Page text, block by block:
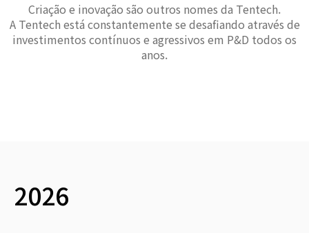
Criação e inovação são outros nomes da Tentech.
A Tentech está constantemente se desafiando através de
investimentos contínuos e agressivos em P&D todos os
anos.
2026